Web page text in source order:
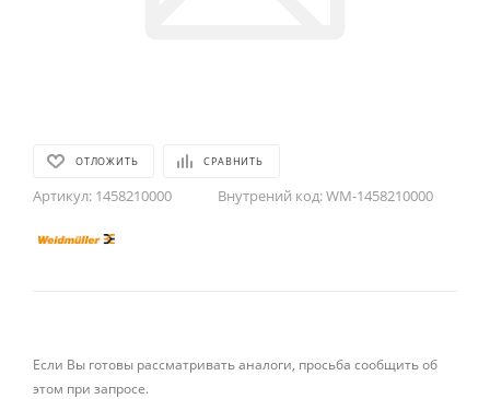
ОТЛОЖИТЬ СРАВНИТЬ
Артикул: 1458210000 Внутрений код:WM-1458210000
Если Вы готовы рассматривать аналоги, просьба сообщить об
этом при запросе.